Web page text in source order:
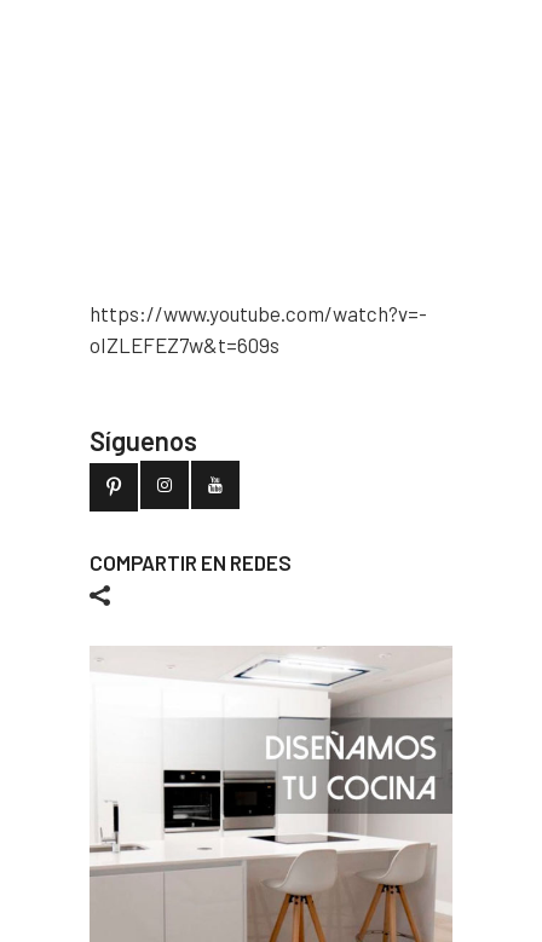
https://www.youtube.com/watch?v=-
oIZLEFEZ7w&t=609s
Síguenos
COMPARTIR EN REDES